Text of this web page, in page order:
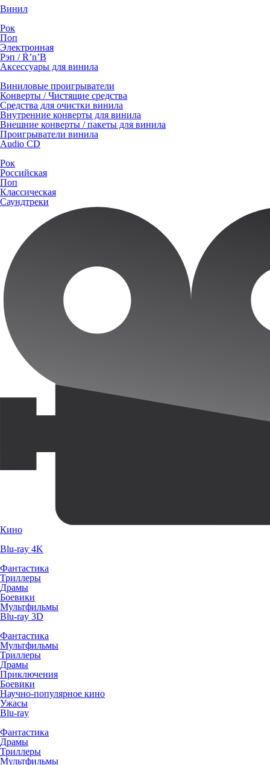
Винил
Рок
Поп
Электронная
Рэп / R’n’B
Аксессуары для винила
Виниловые проигрыватели
Конверты / Чистящие средства
Средства для очистки винила
Внутренние конверты для винила
Внешние конверты / пакеты для винила
Проигрыватели винила
Audio CD
Рок
Российская
Поп
Классическая
Саундтреки
Кино
Blu-ray 4K
Фантастика
Триллеры
Драмы
Боевики
Мультфильмы
Blu-ray 3D
Фантастика
Мультфильмы
Триллеры
Драмы
Приключения
Боевики
Научно-популярное кино
Ужасы
Blu-ray
Фантастика
Драмы
Триллеры
Мультфильмы